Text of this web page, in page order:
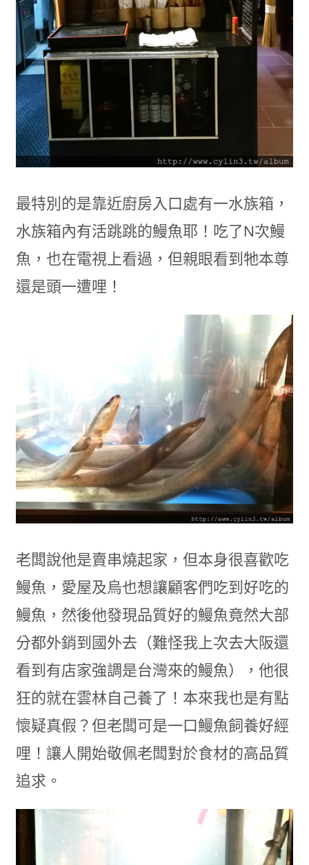
最特別的是靠近廚房入口處有一水族箱，
水族箱內有活跳跳的鰻魚耶！吃了N次鰻
魚，也在電視上看過，但親眼看到牠本尊
還是頭一遭哩！
老闆說他是賣串燒起家，但本身很喜歡吃
鰻魚，愛屋及烏也想讓顧客們吃到好吃的
鰻魚，然後他發現品質好的鰻魚竟然大部
分都外銷到國外去（難怪我上次去大阪還
看到有店家強調是台灣來的鰻魚），他很
狂的就在雲林自己養了！本來我也是有點
懷疑真假？但老闆可是一口鰻魚飼養好經
哩！讓人開始敬佩老闆對於食材的高品質
追求。